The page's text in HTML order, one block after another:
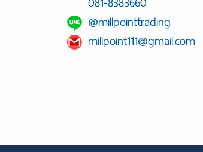
@millpointtrading
millpoint111@gmail.com